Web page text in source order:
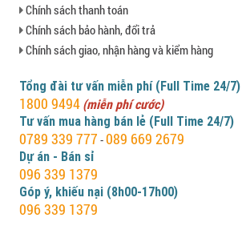
Chính sách thanh toán
Chính sách bảo hành, đổi trả
Chính sách giao, nhận hàng và kiểm hàng
Tổng đài tư vấn miễn phí (Full Time 24/7)
1800 9494 (miễn phí cước)
Tư vấn mua hàng bán lẻ (Full Time 24/7)
0789 339 777 -089 669 2679
Dự án - Bán sỉ
096 339 1379
Góp ý, khiếu nại (8h00-17h00)
096 339 1379